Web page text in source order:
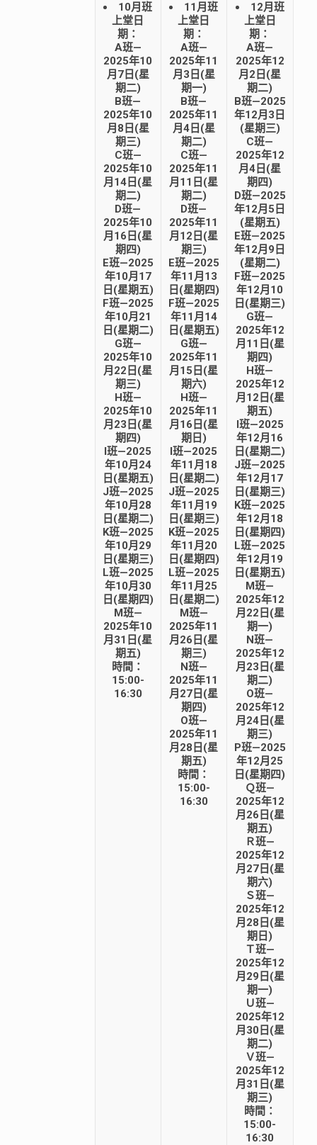
10月班
上堂日
期：
A班—
2025年10
月7日(星
期二)
B班—
2025年10
月8日(星
期三)
C班—
2025年10
月14日(星
期二)
D班—
2025年10
月16日(星
期四)
E班—2025
年10月17
日(星期五)
F班—2025
年10月21
日(星期二)
G班—
2025年10
月22日(星
期三)
H班—
2025年10
月23日(星
期四)
I班—2025
年10月24
日(星期五)
J班—2025
年10月28
日(星期二)
K班—2025
年10月29
日(星期三)
L班—2025
年10月30
日(星期四)
M班—
2025年10
月31日(星
期五)
時間：
15:00-
16:30
11月班
上堂日
期：
A班—
2025年11
月3日(星
期一)
B班—
2025年11
月4日(星
期二)
C班—
2025年11
月11日(星
期二)
D班—
2025年11
月12日(星
期三)
E班—2025
年11月13
日(星期四)
F班—2025
年11月14
日(星期五)
G班—
2025年11
月15日(星
期六)
H班—
2025年11
月16日(星
期日)
I班—2025
年11月18
日(星期二)
J班—2025
年11月19
日(星期三)
K班—2025
年11月20
日(星期四)
L班—2025
年11月25
日(星期二)
M班—
2025年11
月26日(星
期三)
N班—
2025年11
月27日(星
期四)
O班—
2025年11
月28日(星
期五)
時間：
15:00-
16:30
12月班
上堂日
期：
A班—
2025年12
月2日(星
期二)
B班—2025
年12月3日
(星期三)
C班—
2025年12
月4日(星
期四)
D班—2025
年12月5日
(星期五)
E班—2025
年12月9日
(星期二)
F班—2025
年12月10
日(星期三)
G班—
2025年12
月11日(星
期四)
H班—
2025年12
月12日(星
期五)
I班—2025
年12月16
日(星期二)
J班—2025
年12月17
日(星期三)
K班—2025
年12月18
日(星期四)
L班—2025
年12月19
日(星期五)
M班—
2025年12
月22日(星
期一)
N班—
2025年12
月23日(星
期二)
O班—
2025年12
月24日(星
期三)
P班—2025
年12月25
日(星期四)
Ｑ班—
2025年12
月26日(星
期五)
Ｒ班—
2025年12
月27日(星
期六)
Ｓ班—
2025年12
月28日(星
期日)
Ｔ班—
2025年12
月29日(星
期一)
Ｕ班—
2025年12
月30日(星
期二)
Ｖ班—
2025年12
月31日(星
期三)
時間：
15:00-
16:30